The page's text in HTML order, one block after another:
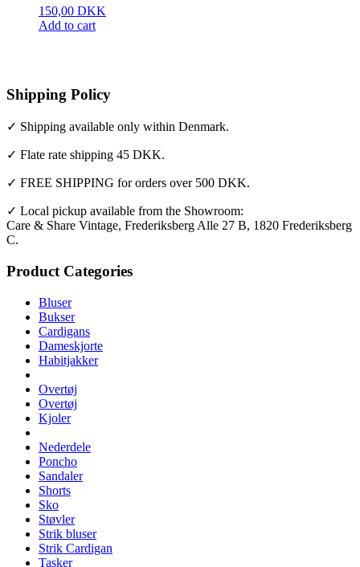
150,00 DKK
Add to cart
Shipping Policy
✓ Shipping available only within Denmark.
✓ Flate rate shipping 45 DKK.
✓ FREE SHIPPING for orders over 500 DKK.
✓ Local pickup available from the Showroom:
Care & Share Vintage, Frederiksberg Alle 27 B, 1820 Frederiksberg
C.
Product Categories
Bluser
Bukser
Cardigans
Dameskjorte
Habitjakker
Overtøj
Overtøj
Kjoler
Nederdele
Poncho
Sandaler
Shorts
Sko
Støvler
Strik bluser
Strik Cardigan
Tasker